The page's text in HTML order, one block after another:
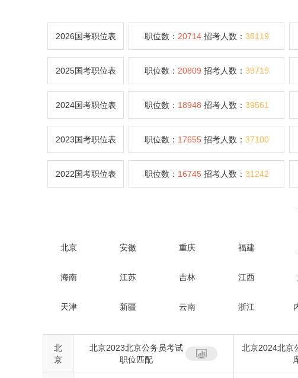
2026国考职位表 职位数： 20714招考人数： 38119
2025国考职位表 职位数： 20809 招考人数： 39719
2024国考职位表 职位数： 18948 招考人数： 39561
2023国考职位表 职位数： 17655招考人数： 37100
2022国考职位表 职位数： 16745招考人数： 31242
北京 安徽 重庆 福建
海南 江苏 吉林 江西
天津 新疆 云南 浙江
北
京
北京2023北京公务员考试
职位匹配
北京2024北京